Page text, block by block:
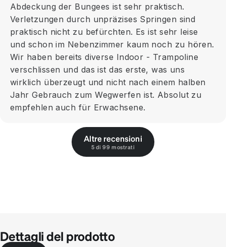
Abdeckung der Bungees ist sehr praktisch.
Verletzungen durch unpräzises Springen sind
praktisch nicht zu befürchten. Es ist sehr leise
und schon im Nebenzimmer kaum noch zu hören.
Wir haben bereits diverse Indoor - Trampoline
verschlissen und das ist das erste, was uns
wirklich überzeugt und nicht nach einem halben
Jahr Gebrauch zum Wegwerfen ist. Absolut zu
empfehlen auch für Erwachsene.
Altre recensioni
5 di 99 mostrati
Dettagli del prodotto